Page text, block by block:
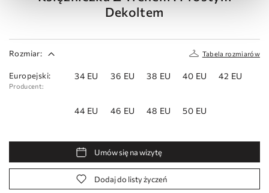
Dekoltem
Rozmiar: Tabela rozmiarów
Europejski:
Producent:
34 EU 36 EU 38 EU 40 EU 42 EU
44 EU 46 EU 48 EU 50 EU
Umów się na wizytę
Dodaj do listy życzeń